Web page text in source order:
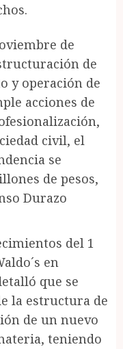
de
de
y operación de
acciones de
civil, el
se
de pesos,
Durazo
del 1
en
que se
la estructura de
de un nuevo
teniendo